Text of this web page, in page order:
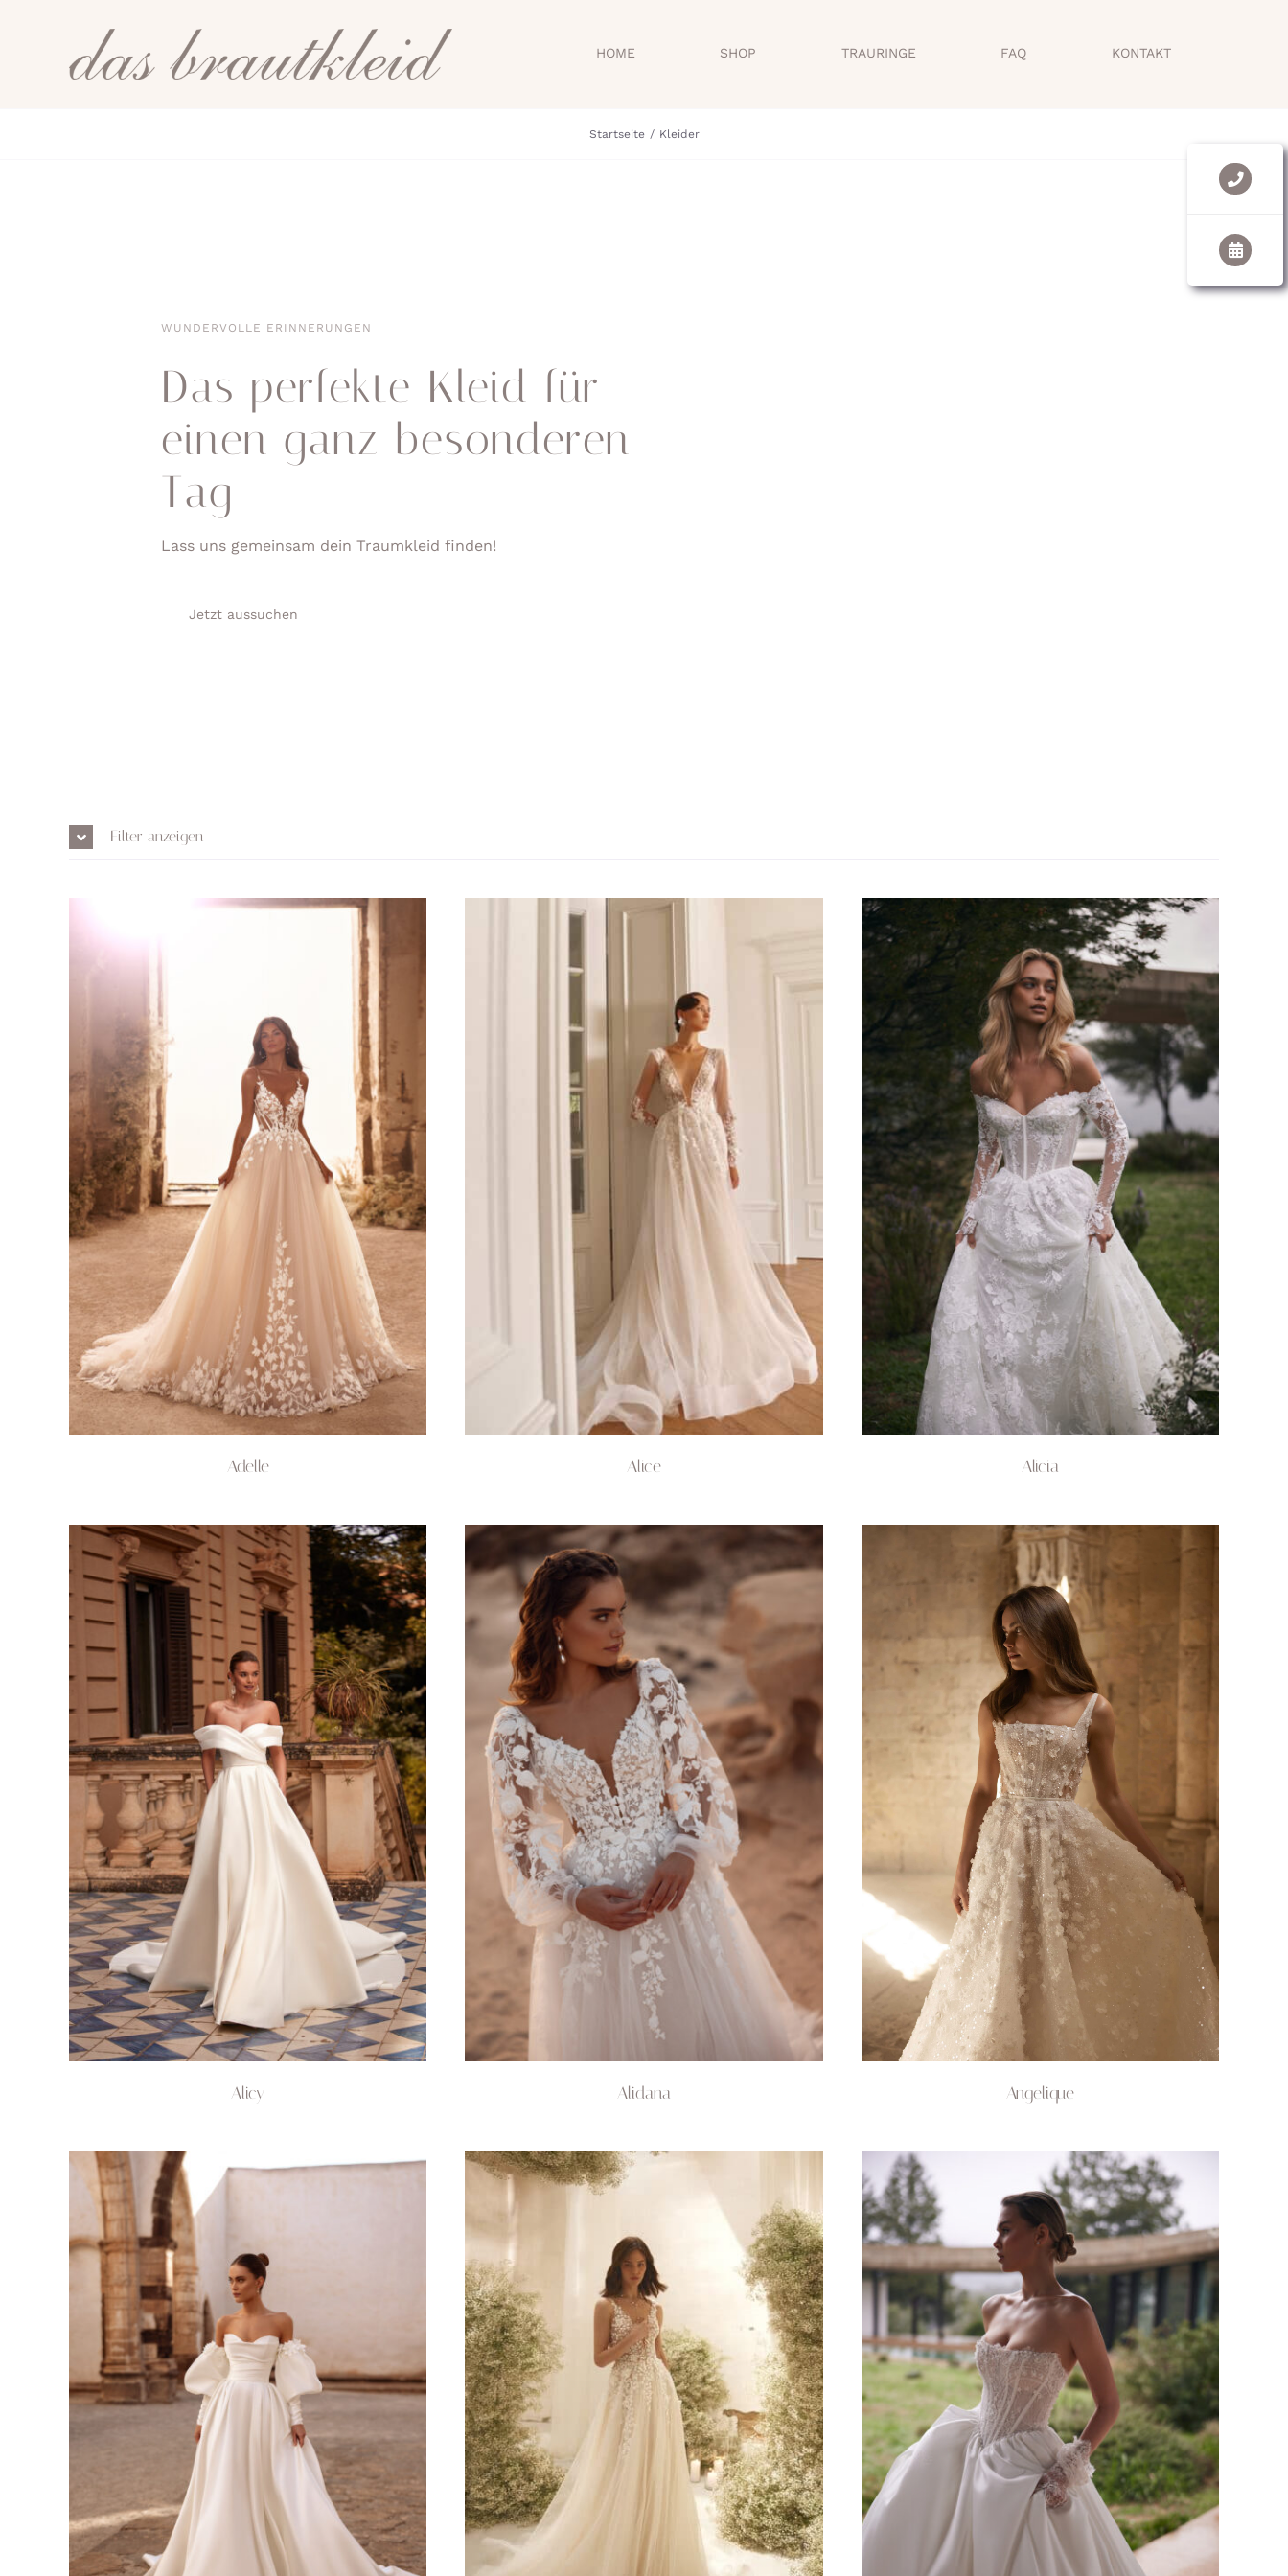
HOME SHOP TRAURINGE FAQ KONTAKT
Startseite Kleider
WUNDERVOLLE ERINNERUNGEN
Das perfekte Kleid für
einen ganz besonderen
Tag
Lass uns gemeinsam dein Traumkleid finden!
Jetzt aussuchen
Filter anzeigen
Adelle Alice Alicia
Alicy Alidana Angelique